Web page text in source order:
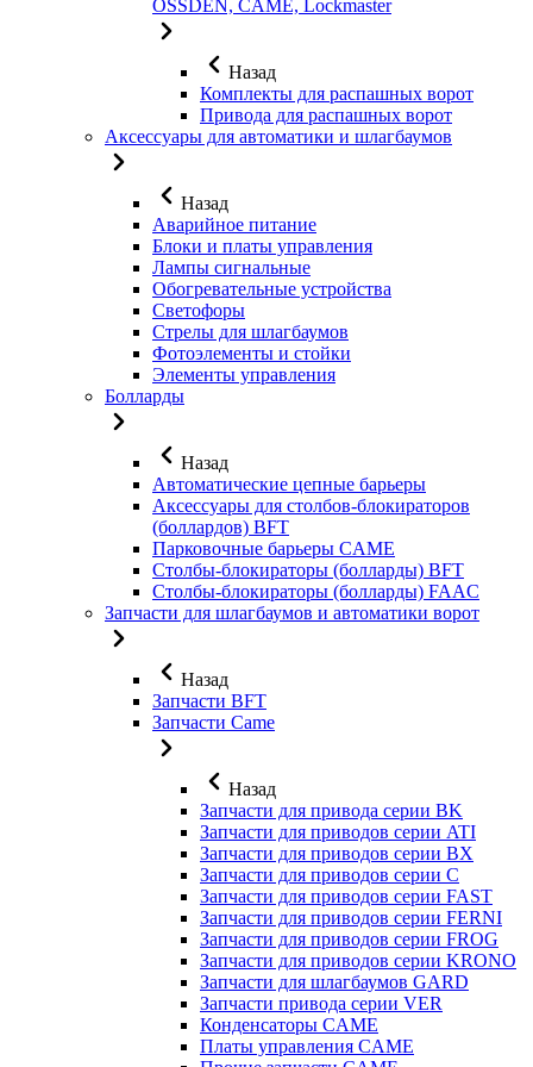
OSSDEN, CAME, Lockmaster
Назад
Комплекты для распашных ворот
Привода для распашных ворот
Аксессуары для автоматики и шлагбаумов
Назад
Аварийное питание
Блоки и платы управления
Лампы сигнальные
Обогревательные устройства
Светофоры
Стрелы для шлагбаумов
Фотоэлементы и стойки
Элементы управления
Болларды
Назад
Автоматические цепные барьеры
Аксессуары для столбов-блокираторов
(боллардов) BFT
Парковочные барьеры CAME
Столбы-блокираторы (болларды) BFT
Столбы-блокираторы (болларды) FAAC
Запчасти для шлагбаумов и автоматики ворот
Назад
Запчасти BFT
Запчасти Came
Назад
Запчасти для привода серии BK
Запчасти для приводов серии ATI
Запчасти для приводов серии BX
Запчасти для приводов серии C
Запчасти для приводов серии FAST
Запчасти для приводов серии FERNI
Запчасти для приводов серии FROG
Запчасти для приводов серии KRONO
Запчасти для шлагбаумов GARD
Запчасти привода серии VER
Конденсаторы CAME
Платы управления CAME